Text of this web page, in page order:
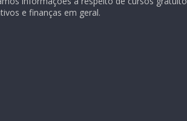
e finanças em geral.